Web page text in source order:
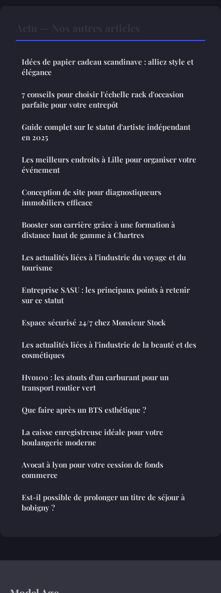
Idées de papier cadeau scandinave : alliez style et
élégance
7 conseils pour choisir l'échelle rack d'occasion
parfaite pour votre entrepôt
Guide complet sur le statut d'artiste indépendant
en 2025
Les meilleurs endroits à Lille pour organiser votre
événement
Conception de site pour diagnostiqueurs
immobiliers efficace
Booster son carrière grâce à une formation à
distance haut de gamme à Chartres
Les actualités liées à l'industrie du voyage et du
tourisme
Entreprise SASU : les principaux points à retenir
sur ce statut
Espace sécurisé 24/7 chez Monsieur Stock
Les actualités liées à l'industrie de la beauté et des
cosmétiques
Hvo100 : les atouts d'un carburant pour un
transport routier vert
Que faire après un BTS esthétique ?
La caisse enregistreuse idéale pour votre
boulangerie moderne
Avocat à lyon pour votre cession de fonds
commerce
Est-il possible de prolonger un titre de séjour à
bobigny ?